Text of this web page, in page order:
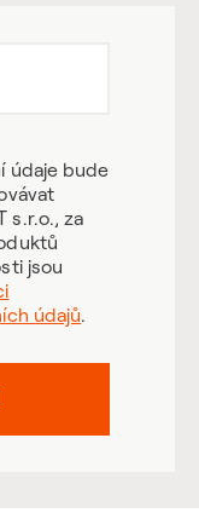
údaje bude
s.r.o., za
jsou
údajů.